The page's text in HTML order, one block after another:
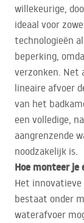
willekeurige,
ideaal voor
technologieën
beperking,
verzonken. Net
lineaire afvoer
van het
een volledige,
aangrenzende
noodzakelijk is.
Hoe monteer je
Het innovatieve
bestaat onder
waterafvoer